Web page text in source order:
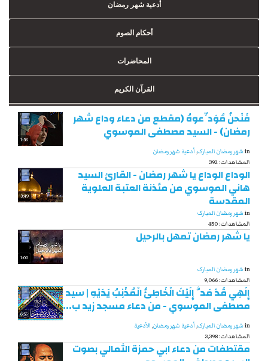
أدعية شهر رمضان
أحكام الصوم
المحاضرات
القرآن الكريم
1:36
فَنَحنُ مُوَدِّعوهُ (مقطع من دعاء وداع شهر
رمضان) - السيد مصطفى الموسوي
inشهر رمضان المبارک,أدعية شهر رمضان
392 :المشاهدات
3:49
الوداع الوداع يا شهر رمضان - القارئ السيد
هاني الموسوي من مئذنة العتبة العلوية
المقدسة
inشهر رمضان المبارک
450 :المشاهدات
1:00
يا شهر رمضان تمهل بالرحيل
inشهر رمضان المبارک
9,066 :المشاهدات
6:55
إِلَهِي قَدْ مَدَّ إِلَيْكَ الْخَاطِئُ الْمُذْنِبُ يَدَيْهِ | سيد
مصطفى الموسوي - من دعاء مسجد زيد ب...
inشهر رمضان المبارک,أدعية شهر رمضان,الأدعية
3,398 :المشاهدات
مقتطفات من دعاء ابي حمزة الثمالي بصوت